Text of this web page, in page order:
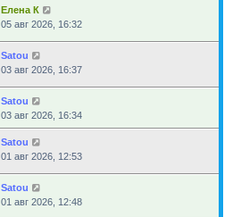
Елена К
05 авг 2026, 16:32
Satou
03 авг 2026, 16:37
Satou
03 авг 2026, 16:34
Satou
01 авг 2026, 12:53
Satou
01 авг 2026, 12:48